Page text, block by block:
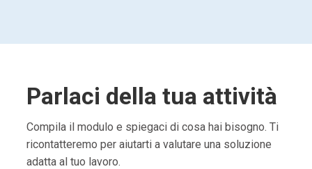
Parlaci della tua attività
Compila il modulo e spiegaci di cosa hai bisogno. Ti
ricontatteremo per aiutarti a valutare una soluzione
adatta al tuo lavoro.